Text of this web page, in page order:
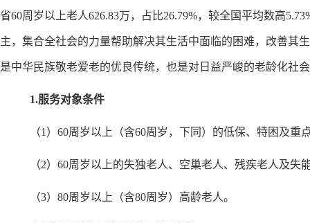
省60周岁以上老人626.83万，占比26.79%，较全国平均数高
主，集合全社会的力量帮助解决其生活中面临的困难，改善其
是中华民族敬老爱老的优良传统，也是对日益严峻的老龄化社
1.服务对象条件
（1）60周岁以上（含60周岁，下同）的低保、特困及重
（2）60周岁以上的失独老人、空巢老人、残疾老人及失
（3）80周岁以上（含80周岁）高龄老人。